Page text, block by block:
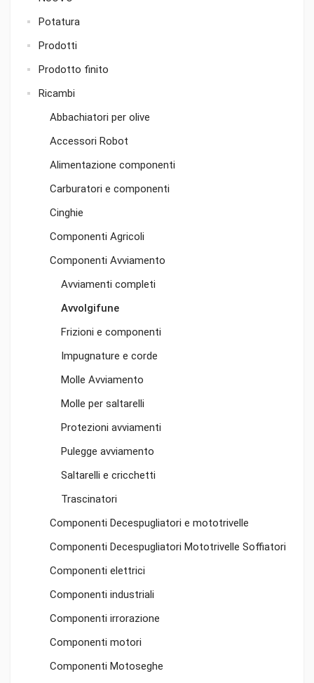
Potatura
Prodotti
Prodotto finito
Ricambi
Abbachiatori per olive
Accessori Robot
Alimentazione componenti
Carburatori e componenti
Cinghie
Componenti Agricoli
Componenti Avviamento
Avviamenti completi
Avvolgifune
Frizioni e componenti
Impugnature e corde
Molle Avviamento
Molle per saltarelli
Protezioni avviamenti
Pulegge avviamento
Saltarelli e cricchetti
Trascinatori
Componenti Decespugliatori e mototrivelle
Componenti Decespugliatori Mototrivelle Soffiatori
Componenti elettrici
Componenti industriali
Componenti irrorazione
Componenti motori
Componenti Motoseghe